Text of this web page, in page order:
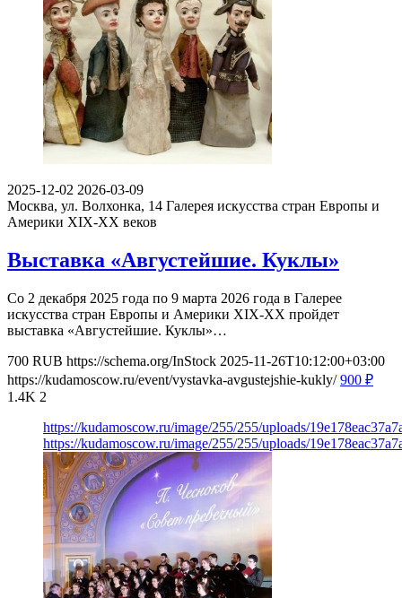
2025-12-02 2026-03-09
Москва, ул. Волхонка, 14 Галерея искусства стран Европы и
Америки XIX-ХХ веков
Выставка «Августейшие. Куклы»
Со 2 декабря 2025 года по 9 марта 2026 года в Галерее
искусства стран Европы и Америки XIX-ХХ пройдет
выставка «Августейшие. Куклы»…
700 RUB https://schema.org/InStock 2025-11-26T10:12:00+03:00
https://kudamoscow.ru/event/vystavka-avgustejshie-kukly/ 900 ₽
1.4K 2
https://kudamoscow.ru/image/255/255/uploads/
https://kudamoscow.ru/image/255/255/uploads/